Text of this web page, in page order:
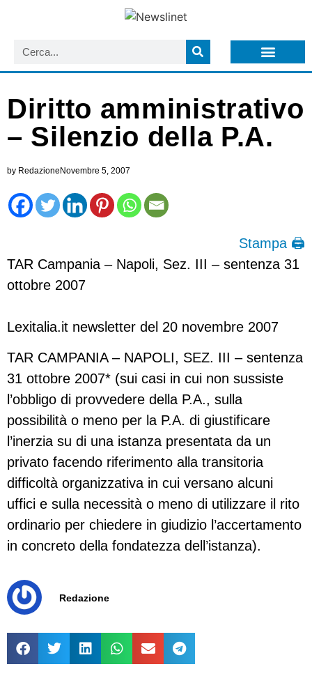
Diritto amministrativo
– Silenzio della P.A.
by RedazioneNovembre 5, 2007
Stampa 🖨
TAR Campania – Napoli, Sez. III – sentenza 31
ottobre 2007
Lexitalia.it newsletter del 20 novembre 2007
TAR CAMPANIA – NAPOLI, SEZ. III – sentenza
31 ottobre 2007* (sui casi in cui non sussiste
l’obbligo di provvedere della P.A., sulla
possibilità o meno per la P.A. di giustificare
l’inerzia su di una istanza presentata da un
privato facendo riferimento alla transitoria
difficoltà organizzativa in cui versano alcuni
uffici e sulla necessità o meno di utilizzare il rito
ordinario per chiedere in giudizio l’accertamento
in concreto della fondatezza dell’istanza).
Redazione